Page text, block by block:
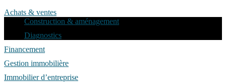
Achats & ventes
Construction & aménagement
Diagnostics
Financement
Gestion immobilière
Immobilier d’entreprise